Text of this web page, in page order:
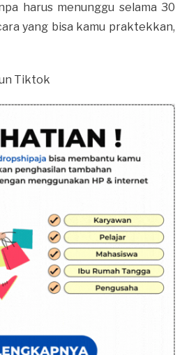
harus menunggu selama 30
yang bisa kamu praktekkan,
Tiktok